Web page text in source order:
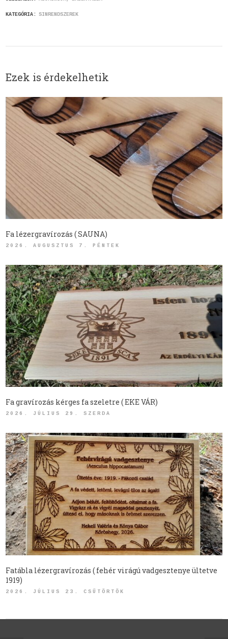
KATEGÓRIA: SINRENDSZEREK
Ezek is érdekelhetik
Fa lézergravírozás ( SAUNA)
2026. AUGUSZTUS 7. PÉNTEK
Fa gravírozás kérges fa szeletre ( EKE VÁR)
2026. JÚLIUS 29. SZERDA
Fatábla lézergravírozás ( fehér virágú vadgesztenye ültetve
1919)
2026. JÚLIUS 23. CSÜTÖRTÖK